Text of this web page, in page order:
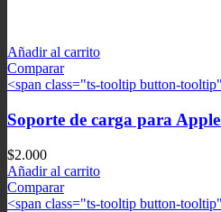
Añadir al carrito
Comparar
<span class="ts-tooltip button-
Soporte de carga para
$2.000
Añadir al carrito
Comparar
<span class="ts-tooltip button-